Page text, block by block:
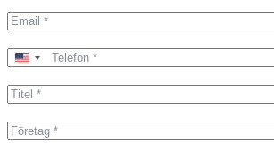
United
+1